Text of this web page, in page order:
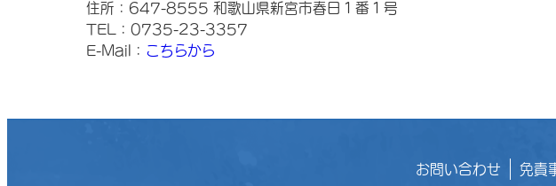
住所：647-8555 和歌山県新宮市春日１番１号
TEL：0735-23-3357
E-Mail： こちらから
お問い合わせ 免責